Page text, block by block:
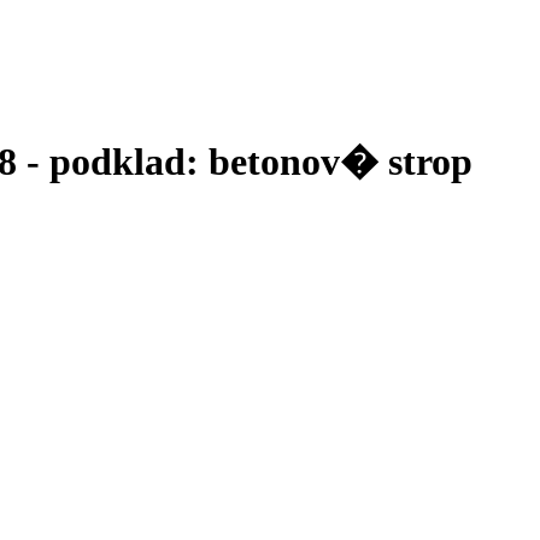
- podklad: betonov� strop